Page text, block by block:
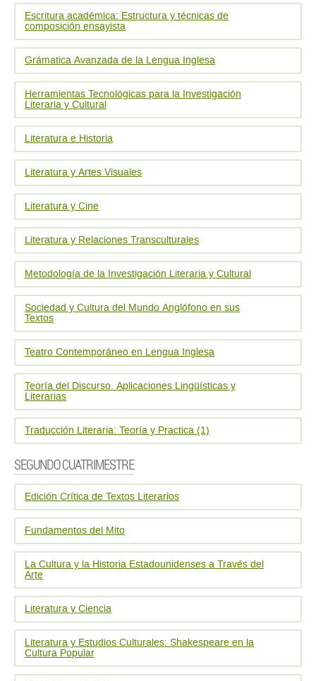
Escritura académica: Estructura y técnicas de
composición ensayista
Grámatica Avanzada de la Lengua Inglesa
Herramientas Tecnológicas para la Investigación
Literaria y Cultural
Literatura e Historia
Literatura y Artes Visuales
Literatura y Cine
Literatura y Relaciones Transculturales
Metodología de la Investigación Literaria y Cultural
Sociedad y Cultura del Mundo Anglófono en sus
Textos
Teatro Contemporáneo en Lengua Inglesa
Teoría del Discurso. Aplicaciones Lingüísticas y
Literarias
Traducción Literaria: Teoría y Practica (1)
SEGUNDO CUATRIMESTRE
Edición Crítica de Textos Literarios
Fundamentos del Mito
La Cultura y la Historia Estadounidenses a Través del
Arte
Literatura y Ciencia
Literatura y Estudios Culturales: Shakespeare en la
Cultura Popular